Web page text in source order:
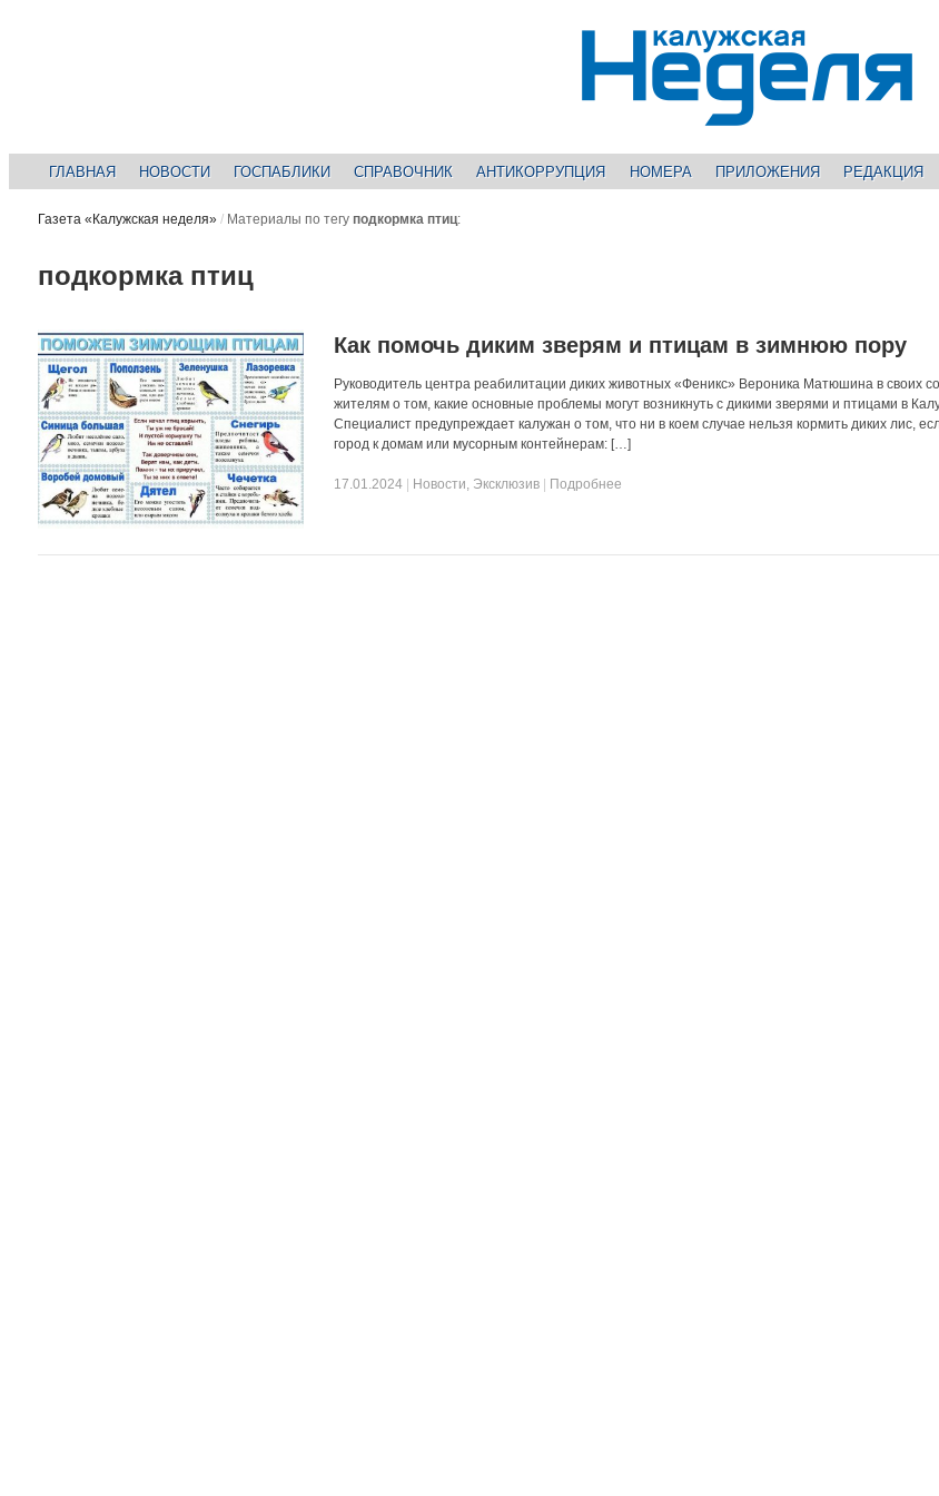
ГЛАВНАЯ НОВОСТИ ГОСПАБЛИКИ СПРАВОЧНИК АНТИКОРРУПЦИЯ НОМЕРА ПРИЛОЖЕНИЯ РЕДАКЦИЯ
Газета «Калужская неделя» / Материалы по тегу подкормка птиц:
подкормка птиц
Как помочь диким зверям и птицам в зимнюю пору
Руководитель центра реабилитации диких животных «Феникс» Вероника Матюшина в своих
жителям о том, какие основные проблемы могут возникнуть с дикими зверями и птицами в
Специалист предупреждает калужан о том, что ни в коем случае нельзя кормить диких лис,
город к домам или мусорным контейнерам: […]
17.01.2024 Новости, Эксклюзив Подробнее